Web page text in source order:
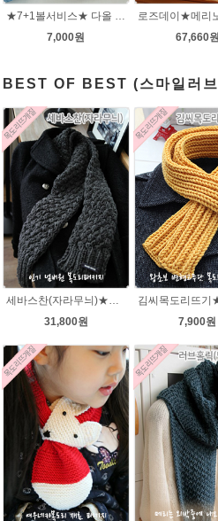
7,000원
67,660원
BEST OF BEST (스마일러
니다
31,800원
7,900원